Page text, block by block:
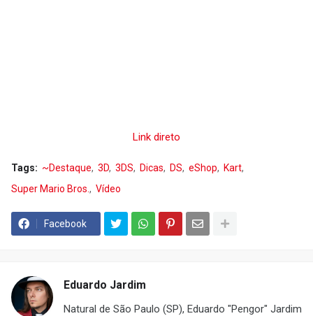
Link direto
Tags: ~Destaque 3D 3DS Dicas DS eShop
Kart
Super Mario Bros.
Vídeo
Facebook
Eduardo Jardim
Natural de São Paulo (SP), Eduardo "Pengor" Jardim